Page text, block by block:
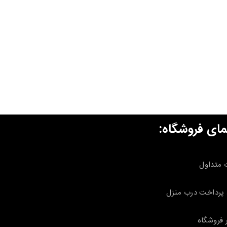
فروشگاه:
متداول
پرداخت درب منزل
فروشگاه